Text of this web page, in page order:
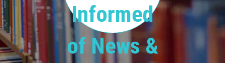
Informed
of News &